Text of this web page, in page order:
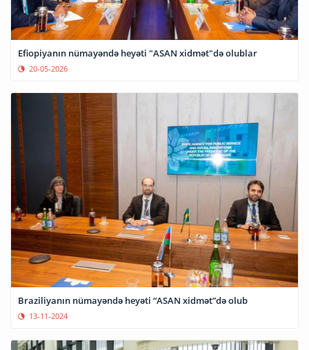
Efiopiyanın nümayəndə heyəti "ASAN xidmət"də olublar
20-05-2026
Braziliyanın nümayəndə heyəti “ASAN xidmət”də olub
13-11-2024